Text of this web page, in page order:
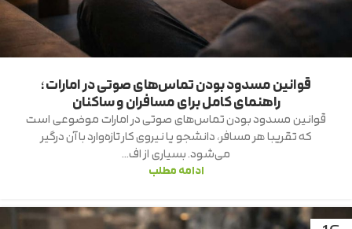
قوانین مسدود بودن تماس‌های صوتی در امارات؛
راهنمای کامل برای مسافران و ساکنان
قوانین مسدود بودن تماس‌های صوتی در امارات موضوعی است
که تقریبا هر مسافر، دانشجو یا نیروی کار تازه‌وارد با آن درگیر
می‌شود. بسیاری از اف...
ادامه مطلب